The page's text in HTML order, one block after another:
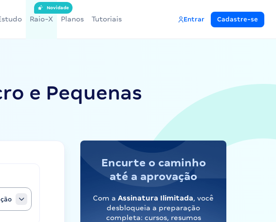
Raio-X
Novidade
Planos Tutoriais Entrar Cadastre-se
e Pequenas
Encurte o caminho
até a aprovação
Com a Assinatura Ilimitada, você
desbloqueia a preparação
completa: cursos, resumos